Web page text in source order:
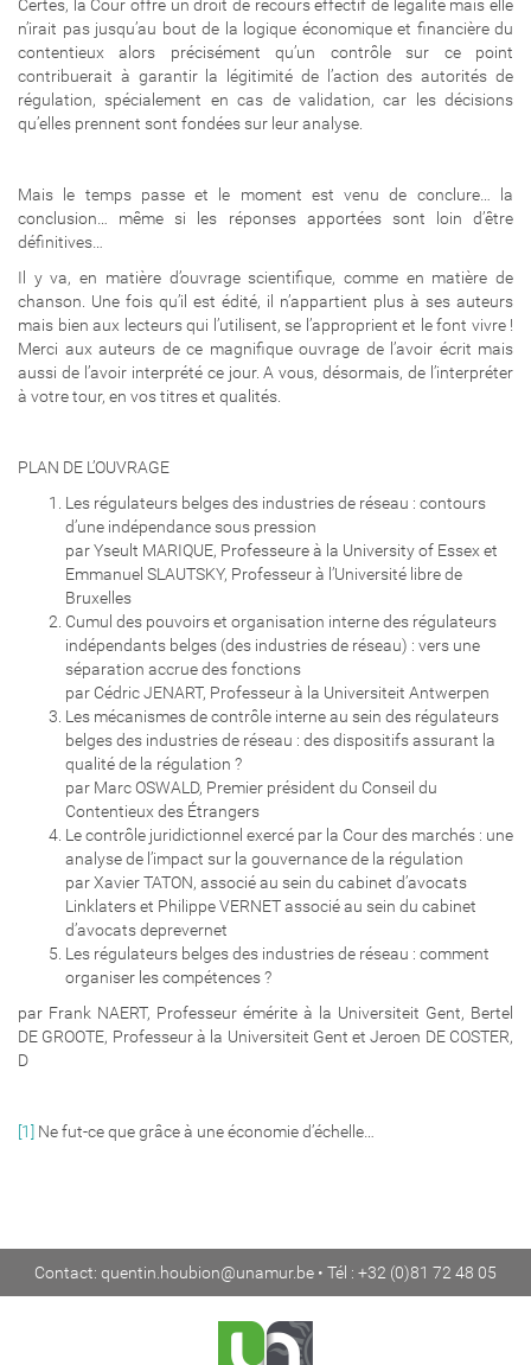
Certes, la Cour offre un droit de recours effectif de légalité mais elle
n’irait pas jusqu’au bout de la logique économique et financière du
contentieux alors précisément qu’un contrôle sur ce point
contribuerait à garantir la légitimité de l’action des autorités de
régulation, spécialement en cas de validation, car les décisions
qu’elles prennent sont fondées sur leur analyse.
Mais le temps passe et le moment est venu de conclure… la
conclusion… même si les réponses apportées sont loin d’être
définitives…
Il y va, en matière d’ouvrage scientifique, comme en matière de
chanson. Une fois qu’il est édité, il n’appartient plus à ses auteurs
mais bien aux lecteurs qui l’utilisent, se l’approprient et le font vivre !
Merci aux auteurs de ce magnifique ouvrage de l’avoir écrit mais
aussi de l’avoir interprété ce jour. A vous, désormais, de l’interpréter
à votre tour, en vos titres et qualités.
PLAN DE L’OUVRAGE
Les régulateurs belges des industries de réseau : contours
d’une indépendance sous pression
par Yseult MARIQUE, Professeure à la University of Essex et
Emmanuel SLAUTSKY, Professeur à l’Université libre de
Bruxelles
Cumul des pouvoirs et organisation interne des régulateurs
indépendants belges (des industries de réseau) : vers une
séparation accrue des fonctions
par Cédric JENART, Professeur à la Universiteit Antwerpen
Les mécanismes de contrôle interne au sein des régulateurs
belges des industries de réseau : des dispositifs assurant la
qualité de la régulation ?
par Marc OSWALD, Premier président du Conseil du
Contentieux des Étrangers
Le contrôle juridictionnel exercé par la Cour des marchés : une
analyse de l’impact sur la gouvernance de la régulation
par Xavier TATON, associé au sein du cabinet d’avocats
Linklaters et Philippe VERNET associé au sein du cabinet
d’avocats deprevernet
Les régulateurs belges des industries de réseau : comment
organiser les compétences ?
par Frank NAERT, Professeur émérite à la Universiteit Gent, Bertel
DE GROOTE, Professeur à la Universiteit Gent et Jeroen DE COSTER,
D
[1] Ne fut-ce que grâce à une économie d’échelle…
Contact: quentin.houbion@unamur.be • Tél : +32 (0)81 72 48 05